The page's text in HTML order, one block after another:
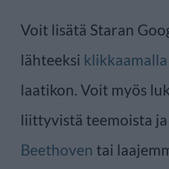
Voit lisätä Staran
lähteeksi
laatikon. Voit myös
liittyvistä teemoista
Beethoven tai